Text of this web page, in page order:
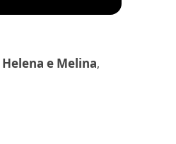
Helena e Melina,